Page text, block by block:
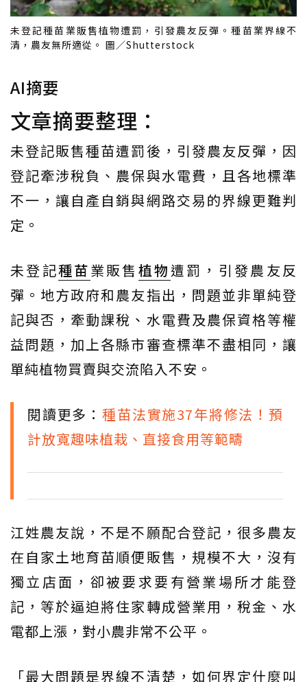
未登記種苗業販售植物遭罰，引發農友反彈。種苗業界線不
清，農友無所適從。 圖／Shutterstock
AI摘要
文章摘要整理：
未登記販售種苗遭罰後，引發農友反彈，因
登記牽涉稅負、農保與水電費，且各地標準
不一，讓自產自銷與網路交易的界線更難判
定。
未登記種苗業販售 植物遭罰，引發農友反
彈。地方政府和農友指出，問題並非單純登
記與否，牽動課稅、水電費及農保資格等權
益問題，加上各縣市審查標準不盡相同，讓
單純植物買賣與交流陷入不安。
閱讀更多：種苗法實施37年將修法！預
計放寬趣味植栽、直接食用等範疇
江姓農友說，不是不願配合登記，很多農友
在自家土地育苗順便販售，規模不大，沒有
獨立店面，卻被要求要有營業場所才能登
記，等於逼迫將住家轉成營業用，稅金、水
電都上漲，對小農非常不公平。
「最大問題是界線不清楚，如何界定什麼叫